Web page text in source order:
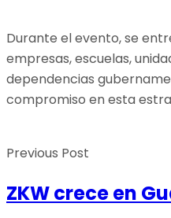
Durante el evento, se
empresas, escuelas,
dependencias
compromiso en esta
Previous Post
ZKW crece en